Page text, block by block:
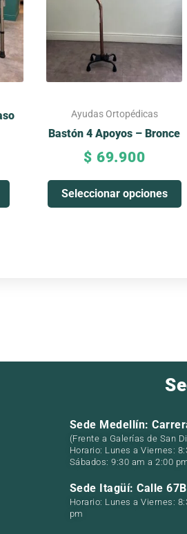
Ayudas Ortopédicas
Bastón 4 Apoyos – Bronce
$ 69.900
Seleccionar opciones
Las
opciones
se
la
página
de
producto
Sede Medellín:
(Frente a Galerías de San
Horario: Lunes a Viernes:
Sábados: 9:30 am a 2:00
Sede Itagüí: Calle
Horario: Lunes a Viernes:
pm